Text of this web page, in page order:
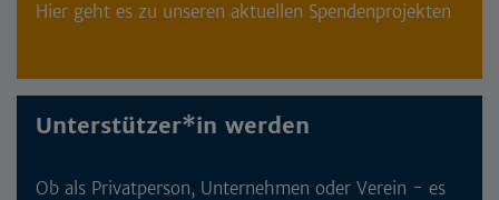
Hier geht es zu unseren aktuellen Spendenprojekten
Unterstützer*in werden
Ob als Privatperson, Unternehmen oder Verein - es